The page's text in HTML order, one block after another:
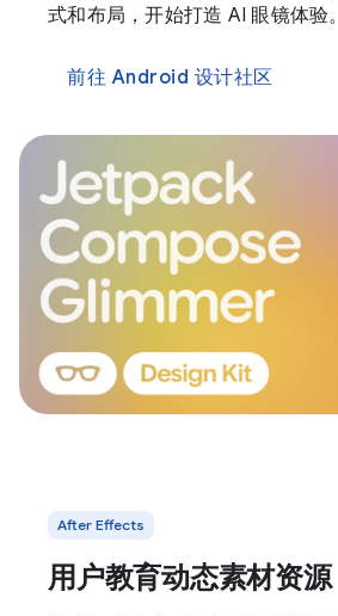
式和布局，开始打造 AI 眼镜体验。
前往 Android 设计社区
After Effects
用户教育动态素材资源